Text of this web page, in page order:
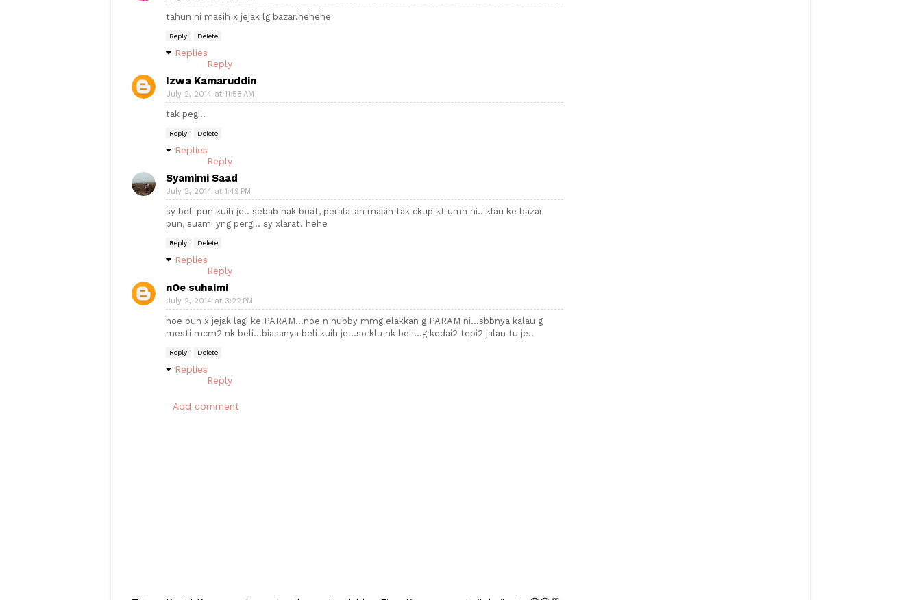
tahun ni masih x jejak lg bazar.hehehe
Reply Delete
Replies
Reply
Izwa Kamaruddin
July 2, 2014 at 11:58 AM
tak pegi..
Reply Delete
Replies
Reply
Syamimi Saad
July 2, 2014 at 1:49 PM
sy beli pun kuih je.. sebab nak buat, peralatan masih tak ckup kt umh ni.. klau ke bazar
pun, suami yng pergi.. sy xlarat. hehe
Reply Delete
Replies
Reply
nOe suhaimi
July 2, 2014 at 3:22 PM
noe pun x jejak lagi ke PARAM...noe n hubby mmg elakkan g PARAM ni...sbbnya kalau g
mesti mcm2 nk beli...biasanya beli kuih je...so klu nk beli...g kedai2 tepi2 jalan tu je..
Reply Delete
Replies
Reply
Add comment